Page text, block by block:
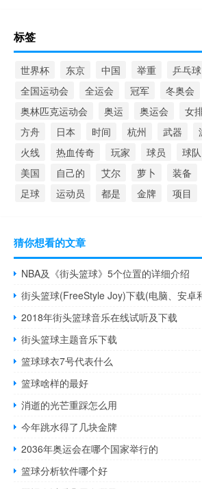
标签
世界杯 东京 中国 举重 乒乓球
全国运动会
全运会 冠军 冬奥会
奥林匹克运动会
奥运 奥运会 女
方舟
日本 时间 杭州 武器
火线
热血传奇 玩家 球员 球队
美国
自己的 艾尔 萝卜 装备
足球
运动员 都是 金牌 项目
猜你想看的文章
NBA及《街头篮球》5个位置的详细介绍
街头篮球(FreeStyle Joy)下载(电脑、安卓
2018年街头篮球音乐在线试听及下载
街头篮球主题音乐下载
篮球球衣7号代表什么
篮球啥样的最好
消逝的光芒重踩怎么用
今年跳水得了几块金牌
2036年奥运会在哪个国家举行的
篮球分析软件哪个好